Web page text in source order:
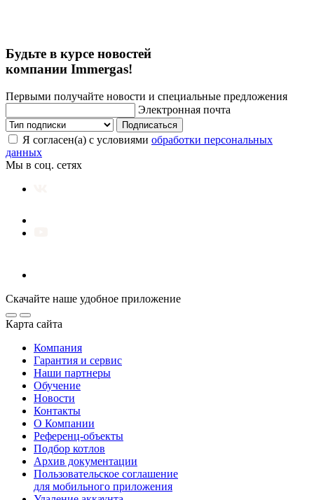
Будьте в курсе новостей
компании Immergas!
Первыми получайте новости и специальные предложения
Электронная почта
Подписаться
Я согласен(а) с условиями обработки персональных
данных
Мы в соц. сетях
Скачайте наше удобное приложение
Карта сайта
Компания
Гарантия и сервис
Наши партнеры
Обучение
Новости
Контакты
О Компании
Референц-объекты
Подбор котлов
Архив документации
Пользовательское соглашение
для мобильного приложения